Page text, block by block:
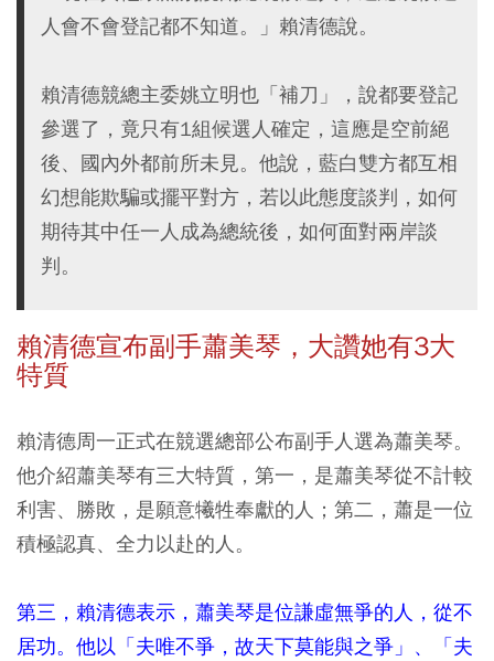
人會不會登記都不知道。」賴清德說。
賴清德競總主委姚立明也「補刀」，說都要登記
參選了，竟只有1組候選人確定，這應是空前絕
後、國內外都前所未見。他說，藍白雙方都互相
幻想能欺騙或擺平對方，若以此態度談判，如何
期待其中任一人成為總統後，如何面對兩岸談
判。
賴清德宣布副手蕭美琴，大讚她有3大
特質
賴清德周一正式在競選總部公布副手人選為蕭美琴。
他介紹蕭美琴有三大特質，第一，是蕭美琴從不計較
利害、勝敗，是願意犧牲奉獻的人；第二，蕭是一位
積極認真、全力以赴的人。
第三，賴清德表示，蕭美琴是位謙虛無爭的人，從不
居功。他以「夫唯不爭，故天下莫能與之爭」、「夫